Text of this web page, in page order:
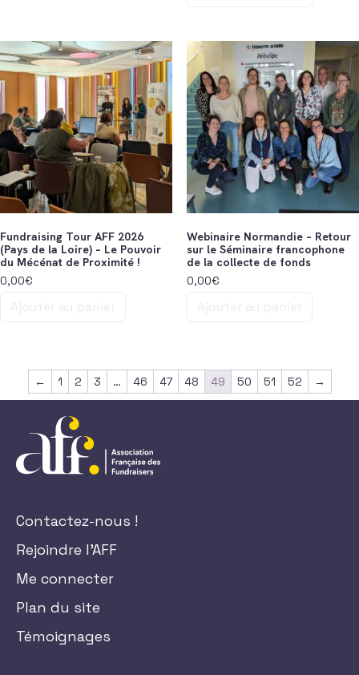
Fundraising Tour AFF 2026
(Pays de la Loire) – Le Pouvoir
du Mécénat de Proximité !
0,00€
Webinaire Normandie – Retour
sur le Séminaire francophone
de la collecte de fonds
0,00€
← 1 2 3 … 46 47 48 49 50 51 52 →
Contactez-nous !
Rejoindre l'AFF
Me connecter
Plan du site
Témoignages